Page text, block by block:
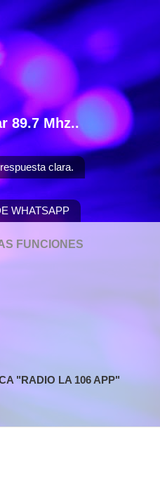
89.7 Mhz..
clara.
WHATSAPP
FUNCIONES
"RADIO LA 106 APP"